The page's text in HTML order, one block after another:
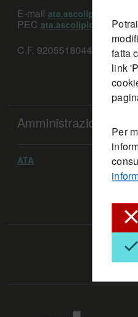
fatta
link
Per
E-mail
PEC
C.F. 92055180449
Amministrazione
ATA